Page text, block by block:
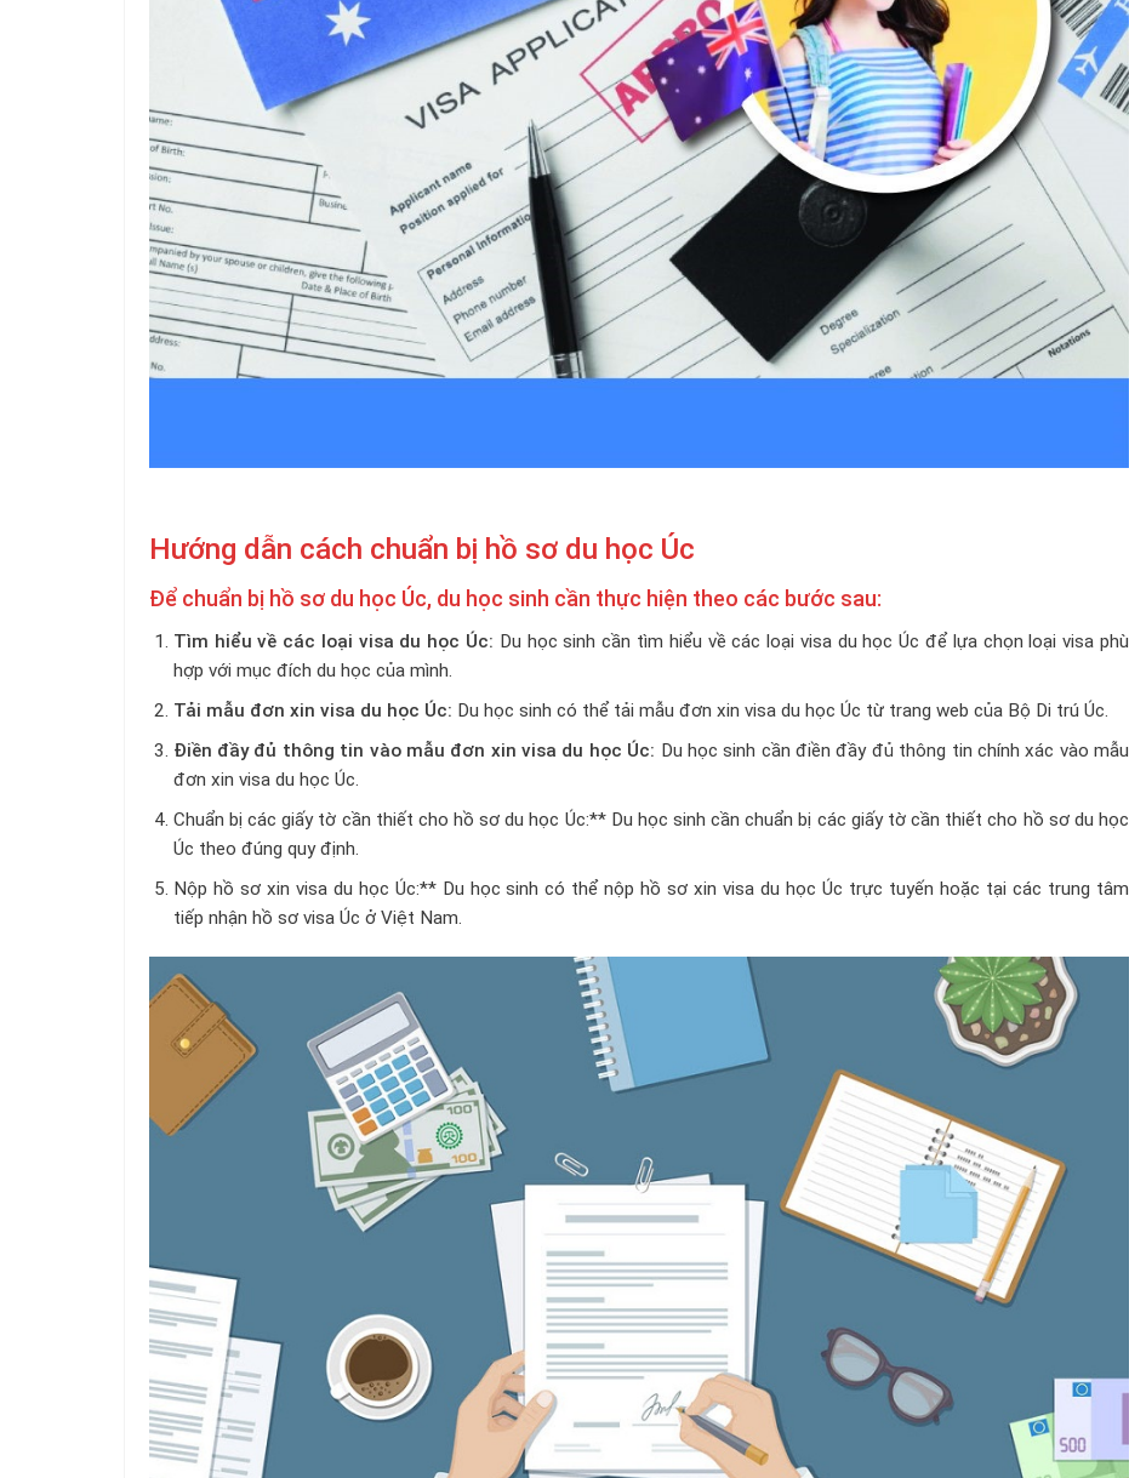
Hướng dẫn cách chuẩn bị hồ sơ du học Úc
Để chuẩn bị hồ sơ du học Úc, du học sinh cần thực hiện theo các bước sau:
Tìm hiểu về các loại visa du học Úc: Du học sinh cần tìm hiểu về các loại visa du học Úc để lựa chọn loại visa phù
hợp với mục đích du học của mình.
Tải mẫu đơn xin visa du học Úc: Du học sinh có thể tải mẫu đơn xin visa du học Úc từ trang web của Bộ Di trú Úc.
Điền đầy đủ thông tin vào mẫu đơn xin visa du học Úc: Du học sinh cần điền đầy đủ thông tin chính xác vào mẫu
đơn xin visa du học Úc.
Chuẩn bị các giấy tờ cần thiết cho hồ sơ du học Úc:** Du học sinh cần chuẩn bị các giấy tờ cần thiết cho hồ sơ du học
Úc theo đúng quy định.
Nộp hồ sơ xin visa du học Úc:** Du học sinh có thể nộp hồ sơ xin visa du học Úc trực tuyến hoặc tại các trung tâm
tiếp nhận hồ sơ visa Úc ở Việt Nam.